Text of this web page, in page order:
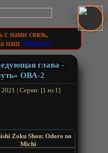
с нами связь,
наш Telegram
глава -
ОВА-2
| Серии: [1 из 1]
Zoku Shou: Odoro no
Michi